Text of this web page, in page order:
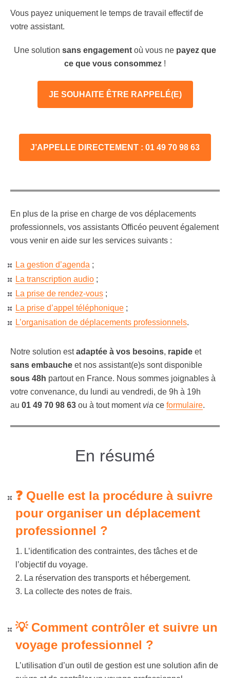
Vous payez uniquement le temps de travail effectif de
votre assistant.
Une solution sans engagement où vous ne payez que
ce que vous consommez !
JE SOUHAITE ÊTRE RAPPELÉ(E)
J’APPELLE DIRECTEMENT : 01 49 70 98 63
En plus de la prise en charge de vos déplacements
professionnels, vos assistants Officéo peuvent également
vous venir en aide sur les services suivants :
La gestion d’agenda ;
La transcription audio ;
La prise de rendez-vous ;
La prise d’appel téléphonique ;
L’organisation de déplacements professionnels.
Notre solution estadaptée à vos besoins, rapide et
sans embauche et nos assistant(e)s sont disponible
sous 48h partout en France. Nous sommes joignables à
votre convenance, du lundi au vendredi, de 9h à 19h
au 01 49 70 98 63 ou à tout momentvia ce formulaire.
En résumé
❓ Quelle est la procédure à suivre
pour organiser un déplacement
professionnel ?
1. L’identification des contraintes, des tâches et de
l’objectif du voyage.
2. La réservation des transports et hébergement.
3. La collecte des notes de frais.
💡 Comment contrôler et suivre un
voyage professionnel ?
L’utilisation d’un outil de gestion est une solution afin de